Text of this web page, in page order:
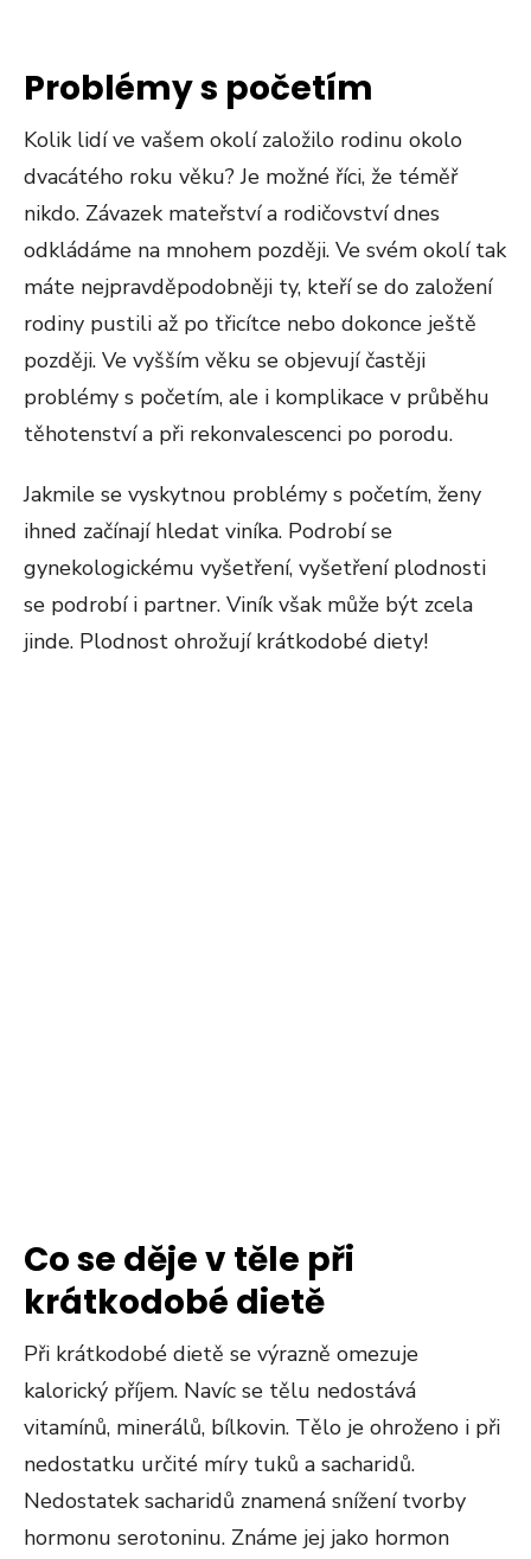
Problémy s početím
Kolik lidí ve vašem okolí založilo rodinu okolo
dvacátého roku věku? Je možné říci, že téměř
nikdo. Závazek mateřství a rodičovství dnes
odkládáme na mnohem později. Ve svém okolí tak
máte nejpravděpodobněji ty, kteří se do založení
rodiny pustili až po třicítce nebo dokonce ještě
později. Ve vyšším věku se objevují častěji
problémy s početím, ale i komplikace v průběhu
těhotenství a při rekonvalescenci po porodu.
Jakmile se vyskytnou problémy s početím, ženy
ihned začínají hledat viníka. Podrobí se
gynekologickému vyšetření, vyšetření plodnosti
se podrobí i partner. Viník však může být zcela
jinde. Plodnost ohrožují krátkodobé diety!
Co se děje v těle při
krátkodobé dietě
Při krátkodobé dietě se výrazně omezuje
kalorický příjem. Navíc se tělu nedostává
vitamínů, minerálů, bílkovin. Tělo je ohroženo i při
nedostatku určité míry tuků a sacharidů.
Nedostatek sacharidů znamená snížení tvorby
hormonu serotoninu. Známe jej jako hormon